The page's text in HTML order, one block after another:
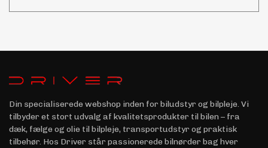
Din specialiserede webshop inden for biludstyr og bilpleje. Vi
tilbyder et stort udvalg af kvalitetsprodukter til bilen – fra
dæk, fælge og olie til bilpleje, transportudstyr og praktisk
tilbehør. Hos Driver står passionerede bilnørder bag hver